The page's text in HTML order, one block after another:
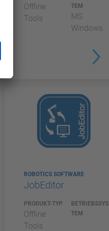
Offline
Tools
TEM
MS
Windows
ROBOTICS SOFTWARE
JobEditor
PRODUKT-TYP
Offline
Tools
BETRIEBSSYS
TEM